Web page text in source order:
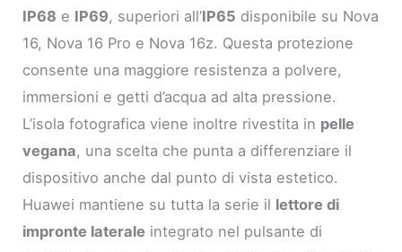
IP68 e IP69, superiori all’IP65 disponibile su Nova
16, Nova 16 Pro e Nova 16z. Questa protezione
consente una maggiore resistenza a polvere,
immersioni e getti d’acqua ad alta pressione.
L’isola fotografica viene inoltre rivestita in pelle
vegana, una scelta che punta a differenziare il
dispositivo anche dal punto di vista estetico.
Huawei mantiene su tutta la serie il lettore di
impronte laterale integrato nel pulsante di